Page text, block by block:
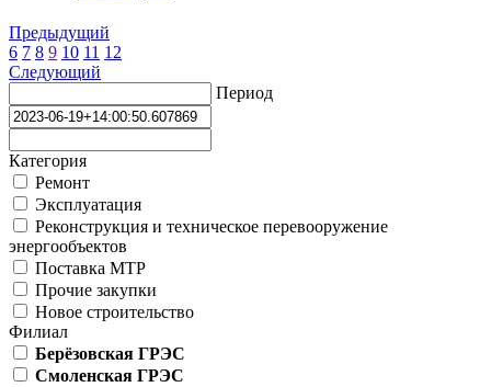
Предыдущий
6 7 8 9 10 11 12
Следующий
Период
Категория
Ремонт
Эксплуатация
Реконструкция и техническое перевооружение
энергообъектов
Поставка МТР
Прочие закупки
Новое строительство
Филиал
Берёзовская ГРЭС
Смоленская ГРЭС